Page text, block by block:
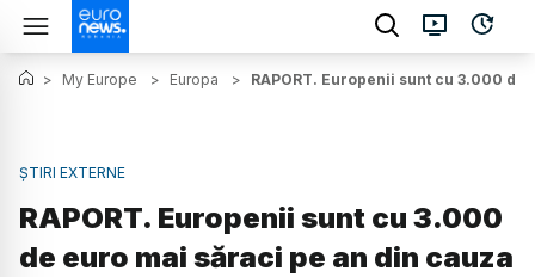
> My Europe > Europa > RAPORT. Europenii sunt cu 3.000
ȘTIRI EXTERNE
RAPORT. Europenii sunt cu 3.000
de euro mai săraci pe an din cauza